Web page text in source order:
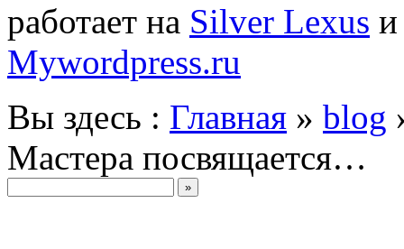
работает на Silver Lexus
Mywordpress.ru
Вы здесь : Главная » blog
Мастера посвящается…